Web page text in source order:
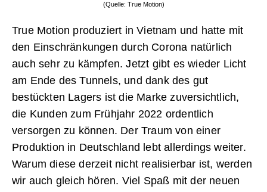
(Quelle: True Motion)
True Motion produziert in Vietnam und hatte mit
den Einschränkungen durch Corona natürlich
auch sehr zu kämpfen. Jetzt gibt es wieder Licht
am Ende des Tunnels, und dank des gut
bestückten Lagers ist die Marke zuversichtlich,
die Kunden zum Frühjahr 2022 ordentlich
versorgen zu können. Der Traum von einer
Produktion in Deutschland lebt allerdings weiter.
Warum diese derzeit nicht realisierbar ist, werden
wir auch gleich hören. Viel Spaß mit der neuen